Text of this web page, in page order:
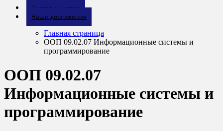
Наставничество
Наши достижения
Главная страница
ООП 09.02.07 Информационные системы и
программирование
ООП 09.02.07
Информационные системы и
программирование